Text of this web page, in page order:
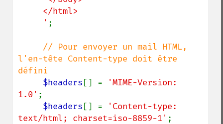
     '
;
// Pour envoyer un mail HTML,
l'en-tête Content-type doit être
défini
$headers [] =
'MIME-Version:
1.0' ;
$headers [] =
'Content-type:
text/html; charset=iso-8859-1' ;